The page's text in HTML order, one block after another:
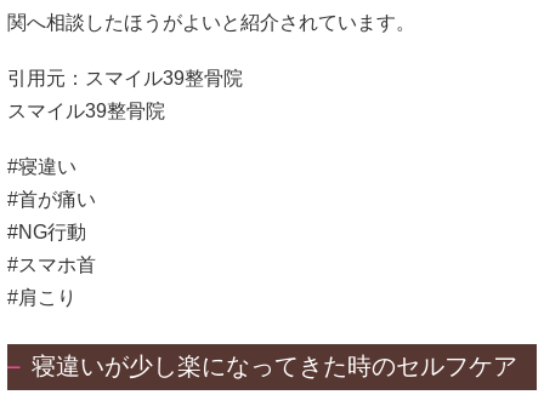
関へ相談したほうがよいと紹介されています。
引用元：スマイル39整骨院
スマイル39整骨院
#寝違い
#首が痛い
#NG行動
#スマホ首
#肩こり
寝違いが少し楽になってきた時のセルフケア